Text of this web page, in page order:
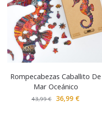
Rompecabezas Caballito De
Mar Oceánico
43,99€ 36,99 €